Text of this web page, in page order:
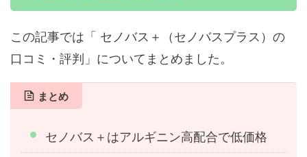
この記事では「 セノバス＋（セノバスプラス）の
口コミ・評判」についてまとめました。
まとめ
セノバス＋はアルギニン高配合で低価格